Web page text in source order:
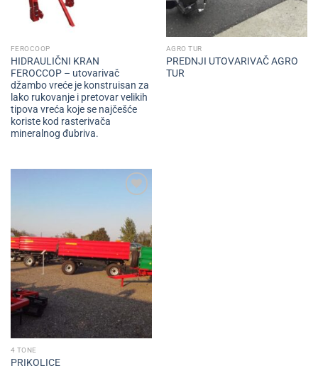
FEROCOOP
HIDRAULIČNI KRAN
FEROCCOP – utovarivač
džambo vreće je konstruisan za
lako rukovanje i pretovar velikih
tipova vreća koje se najčešće
koriste kod rasterivača
mineralnog đubriva.
AGRO TUR
PREDNJI UTOVARIVAČ AGRO
TUR
Add to
wishlist
4 TONE
PRIKOLICE